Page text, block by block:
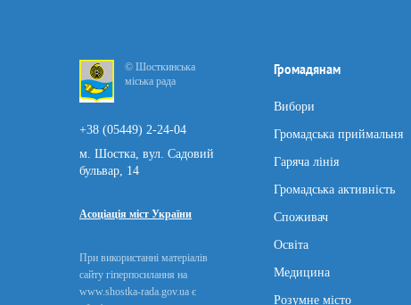
© Шосткинська
міська рада
+38 (05449) 2-24-04
м. Шостка, вул. Садовий
бульвар, 14
Асоціація міст України
При використанні матеріалів
сайту гіперпосилання на
www.shostka-rada.gov.ua є
Громадянам
Вибори
Громадська приймальня
Гаряча лінія
Громадська активність
Споживач
Освіта
Медицина
Розумне місто